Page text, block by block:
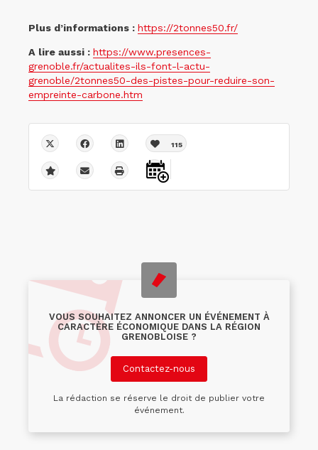
Plus d’informations : https://2tonnes50.fr/
A lire aussi : https://www.presences-
grenoble.fr/actualites-ils-font-l-actu-
grenoble/2tonnes50-des-pistes-pour-reduire-son-
empreinte-carbone.htm
115
VOUS SOUHAITEZ ANNONCER UN ÉVÉNEMENT À
CARACTÈRE ÉCONOMIQUE DANS LA RÉGION
GRENOBLOISE ?
Contactez-nous
La rédaction se réserve le droit de publier votre
événement.